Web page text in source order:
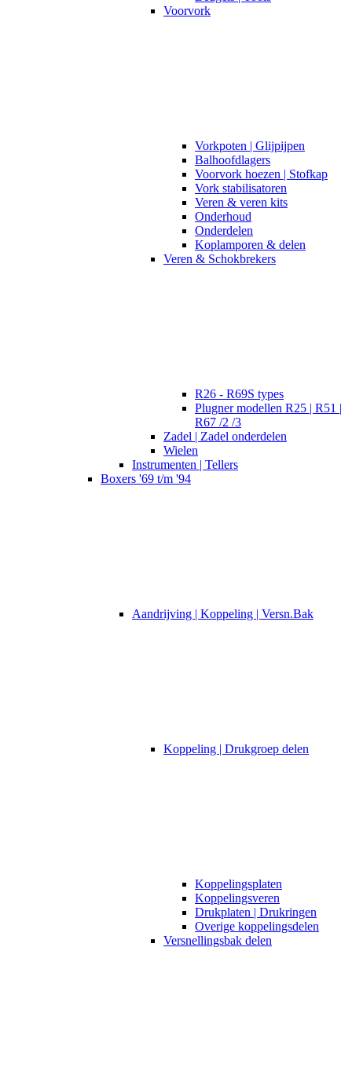
Voorvork
Vorkpoten | Glijpijpen
Balhoofdlagers
Voorvork hoezen | Stofkap
Vork stabilisatoren
Veren & veren kits
Onderhoud
Onderdelen
Koplamporen & delen
Veren & Schokbrekers
R26 - R69S types
Plugner modellen R25 | R51 |
R67 /2 /3
Zadel | Zadel onderdelen
Wielen
Instrumenten | Tellers
Boxers '69 t/m '94
Aandrijving | Koppeling | Versn.Bak
Koppeling | Drukgroep delen
Koppelingsplaten
Koppelingsveren
Drukplaten | Drukringen
Overige koppelingsdelen
Versnellingsbak delen